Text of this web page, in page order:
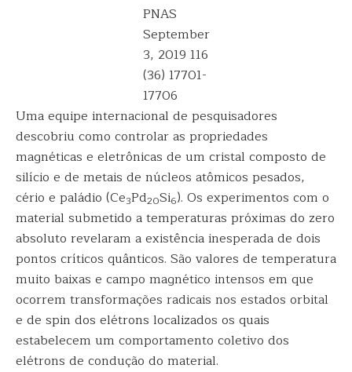
PNAS
September
3, 2019 116
(36) 17701-
17706
Uma equipe internacional de pesquisadores
descobriu como controlar as propriedades
magnéticas e eletrônicas de um cristal composto de
silício e de metais de núcleos atômicos pesados,
cério e paládio (Ce3Pd20Si6). Os experimentos com o
material submetido a temperaturas próximas do zero
absoluto revelaram a existência inesperada de dois
pontos críticos quânticos. São valores de temperatura
muito baixas e campo magnético intensos em que
ocorrem transformações radicais nos estados orbital
e de spin dos elétrons localizados os quais
estabelecem um comportamento coletivo dos
elétrons de condução do material.